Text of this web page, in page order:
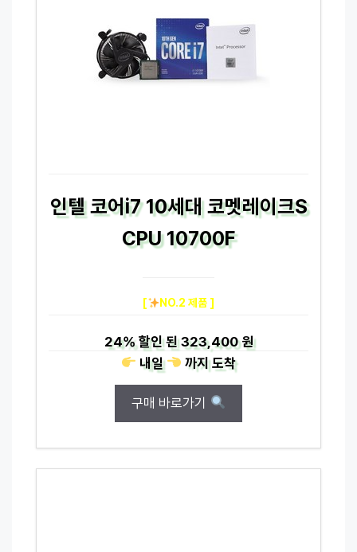
인텔 코어i7 10세대 코멧레이크S
CPU 10700F
[ NO.2 제품 ]
24%할인 된323,400 원
내일
까지도착
구매 바로가기